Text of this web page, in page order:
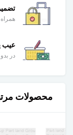
همراه
عیب
در
محصولات